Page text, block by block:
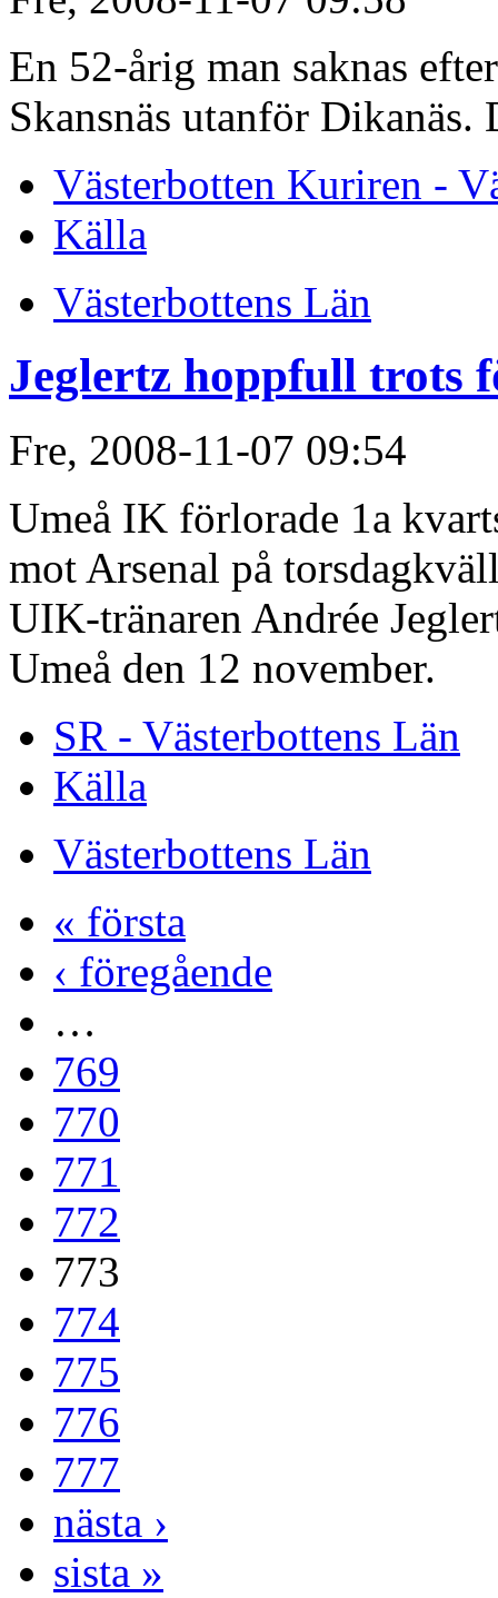
En 52-årig man saknas
Skansnäs utanför Dikanäs.
Västerbotten Kuriren -
Källa
Västerbottens Län
Jeglertz hoppfull trots
Fre, 2008-11-07 09:54
Umeå IK förlorade 1a
mot Arsenal på
UIK-tränaren Andrée
Umeå den 12 november.
SR - Västerbottens Län
Källa
Västerbottens Län
« första
‹ föregående
…
769
770
771
772
773
774
775
776
777
nästa ›
sista »